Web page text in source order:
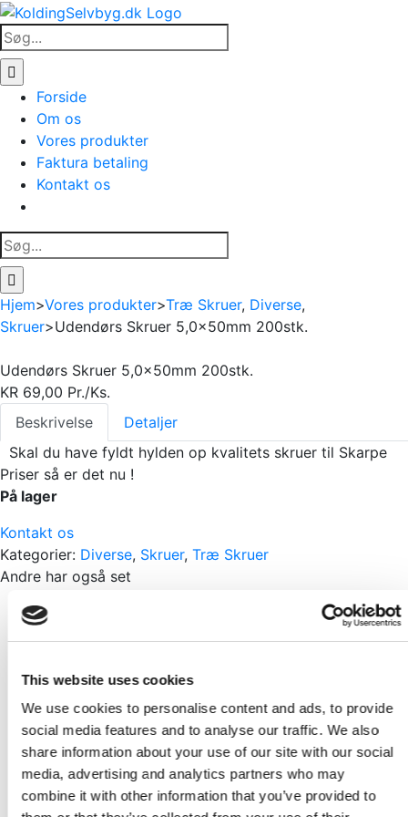
This website uses cookies
We use cookies to personalise content and ads, to provide
social media features and to analyse our traffic. We also
share information about your use of our site with our social
media, advertising and analytics partners who may
combine it with other information that you’ve provided to
Skip
to
content
Søg
efter:
Forside
Om os
Vores produkter
Faktura betaling
Kontakt os
Søg
efter:
Hjem>Vores produkter>Træ Skruer, Diverse,
Skruer>Udendørs Skruer 5,0x50mm 200stk.
Udendørs Skruer 5,0x50mm 200stk.
KR 69,00 Pr./Ks.
Beskrivelse
Detaljer
Skal du have fyldt hylden op kvalitets skruer til Skarpe
Priser så er det nu !
På lager
Kontakt os
Kategorier: Diverse, Skruer, Træ Skruer
Andre har også set
murpap 50cm 16mtr PF
KR599,00
Skarp pris
SP Fiberarmeret spartelmasse 5kg
Pr./Sp.
KR
269,00